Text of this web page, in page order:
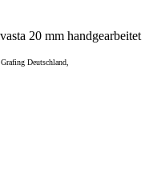
20 mm handgearbeitet
Deutschland,